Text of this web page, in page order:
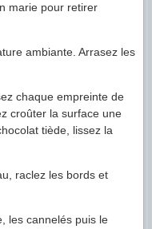
marie pour retirer
ambiante. Arrasez les
chaque empreinte de
croûter la surface une
tiède, lissez la
raclez les bords et
les cannelés puis le